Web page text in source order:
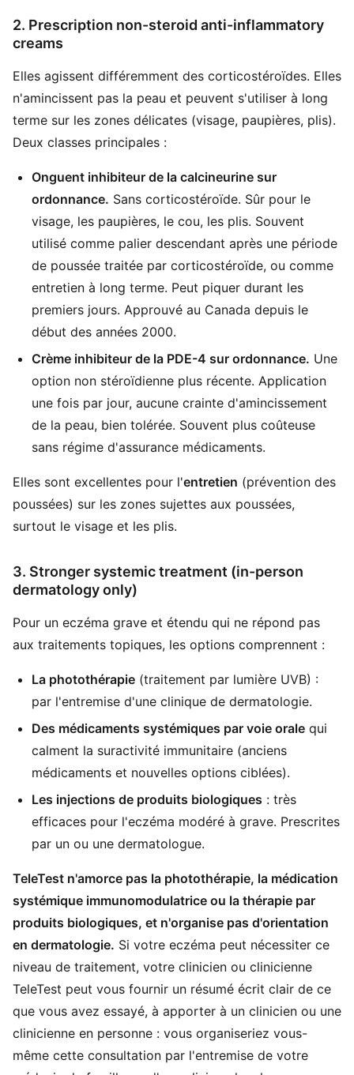
2. Prescription non-steroid anti-inflammatory
creams
Elles agissent différemment des corticostéroïdes. Elles
n'amincissent pas la peau et peuvent s'utiliser à long
terme sur les zones délicates (visage, paupières, plis).
Deux classes principales :
Onguent inhibiteur de la calcineurine sur
ordonnance. Sans corticostéroïde. Sûr pour le
visage, les paupières, le cou, les plis. Souvent
utilisé comme palier descendant après une période
de poussée traitée par corticostéroïde, ou comme
entretien à long terme. Peut piquer durant les
premiers jours. Approuvé au Canada depuis le
début des années 2000.
Crème inhibiteur de la PDE-4 sur ordonnance. Une
option non stéroïdienne plus récente. Application
une fois par jour, aucune crainte d'amincissement
de la peau, bien tolérée. Souvent plus coûteuse
sans régime d'assurance médicaments.
Elles sont excellentes pour l'entretien (prévention des
poussées) sur les zones sujettes aux poussées,
surtout le visage et les plis.
3. Stronger systemic treatment (in-person
dermatology only)
Pour un eczéma grave et étendu qui ne répond pas
aux traitements topiques, les options comprennent :
La photothérapie (traitement par lumière UVB) :
par l'entremise d'une clinique de dermatologie.
Des médicaments systémiques par voie orale qui
calment la suractivité immunitaire (anciens
médicaments et nouvelles options ciblées).
Les injections de produits biologiques : très
efficaces pour l'eczéma modéré à grave. Prescrites
par un ou une dermatologue.
TeleTest n'amorce pas la photothérapie, la médication
systémique immunomodulatrice ou la thérapie par
produits biologiques, et n'organise pas d'orientation
en dermatologie. Si votre eczéma peut nécessiter ce
niveau de traitement, votre clinicien ou clinicienne
TeleTest peut vous fournir un résumé écrit clair de ce
que vous avez essayé, à apporter à un clinicien ou une
clinicienne en personne : vous organiseriez vous-
même cette consultation par l'entremise de votre